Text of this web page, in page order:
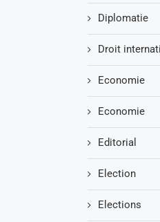
Diplomatie
Droit
Economie
Economie
Editorial
Election
Elections